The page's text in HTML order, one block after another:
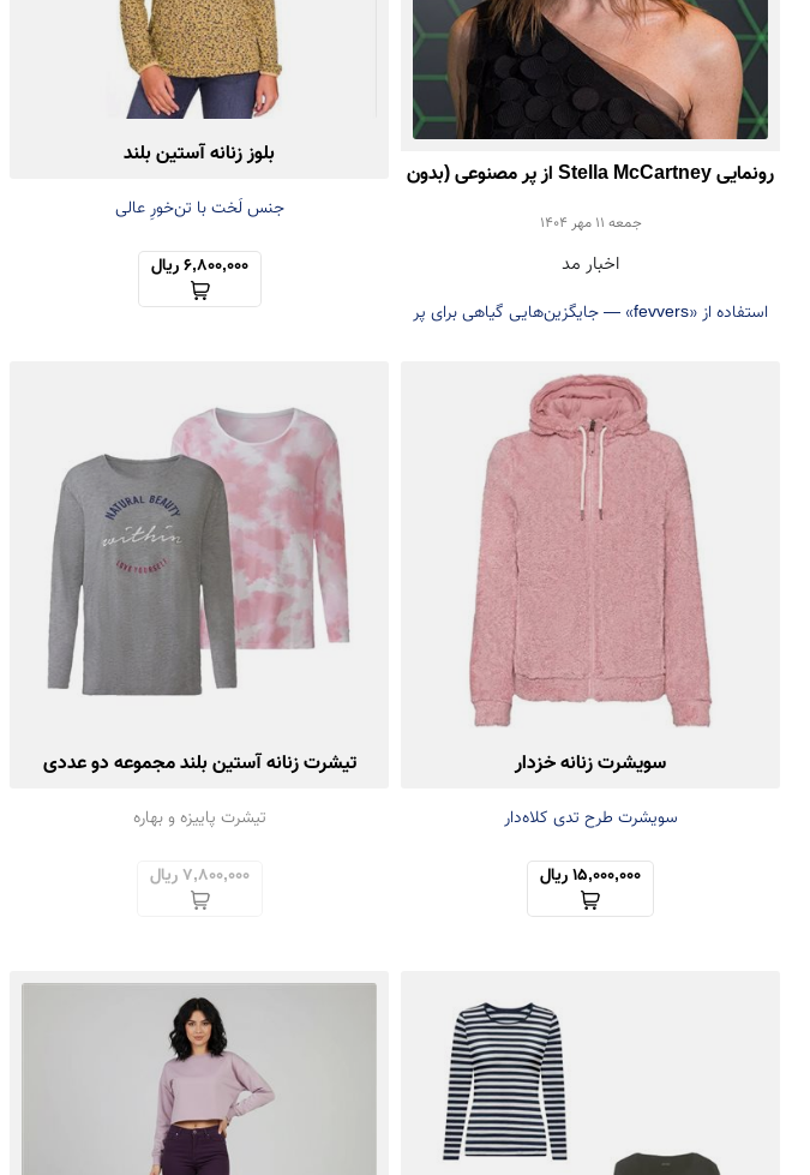
رونمایی Stella McCartney از پر مصنوعی (بدون
استفاده از پر حیوانی)
جمعه 11 مهر 1404
اخبار مد
استفاده از «fevvers» — جایگزین‌هایی گیاهی برای پر
بلوز زنانه آستین بلند
جنس لَخت با تن‌خورِ عالی
6,800,000 ریال
سویشرت زنانه خزدار
سویشرت طرح تدی کلاه‌دار
15,000,000 ریال
تیشرت زنانه آستین بلند مجموعه دو عددی
تیشرت پاییزه و بهاره
7,800,000 ریال